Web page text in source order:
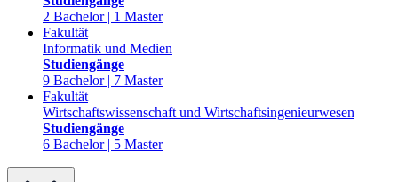
2 Bachelor | 1 Master
Fakultät
Informatik und Medien
Studiengänge
9 Bachelor | 7 Master
Fakultät
Wirtschaftswissenschaft und Wirtschaftsingenieurwesen
Studiengänge
6 Bachelor | 5 Master